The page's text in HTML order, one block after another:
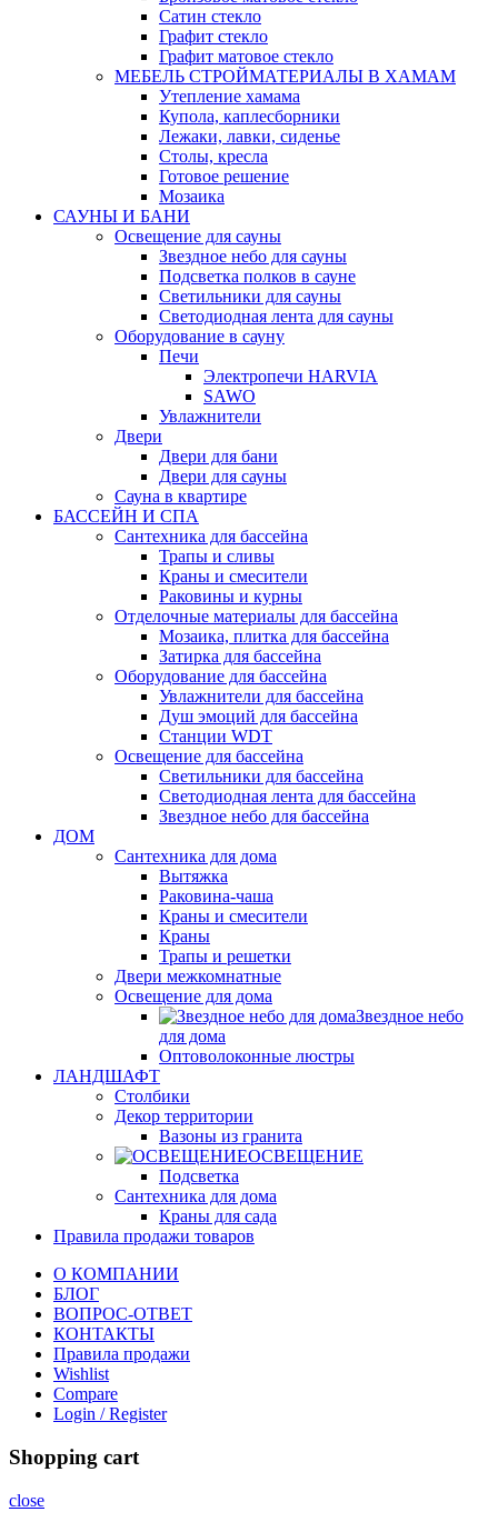
Сатин стекло
Графит стекло
Графит матовое стекло
МЕБЕЛЬ СТРОЙМАТЕРИАЛЫ В ХАМАМ
Утепление хамама
Купола, каплесборники
Лежаки, лавки, сиденье
Столы, кресла
Готовое решение
Мозаика
САУНЫ И БАНИ
Освещение для сауны
Звездное небо для сауны
Подсветка полков в сауне
Светильники для сауны
Светодиодная лента для сауны
Оборудование в сауну
Печи
Электропечи HARVIA
SAWO
Увлажнители
Двери
Двери для бани
Двери для сауны
Сауна в квартире
БАССЕЙН И СПА
Сантехника для бассейна
Трапы и сливы
Краны и смесители
Раковины и курны
Отделочные материалы для бассейна
Мозаика, плитка для бассейна
Затирка для бассейна
Оборудование для бассейна
Увлажнители для бассейна
Душ эмоций для бассейна
Станции WDT
Освещение для бассейна
Светильники для бассейна
Светодиодная лента для бассейна
Звездное небо для бассейна
ДОМ
Сантехника для дома
Вытяжка
Раковина-чаша
Краны и смесители
Краны
Трапы и решетки
Двери межкомнатные
Освещение для дома
Звездное небо
для дома
Оптоволоконные люстры
ЛАНДШАФТ
Столбики
Декор территории
Вазоны из гранита
ОСВЕЩЕНИЕ
Подсветка
Сантехника для дома
Краны для сада
Правила продажи товаров
О КОМПАНИИ
БЛОГ
ВОПРОС-ОТВЕТ
КОНТАКТЫ
Правила продажи
Wishlist
Compare
Login / Register
Shopping cart
close